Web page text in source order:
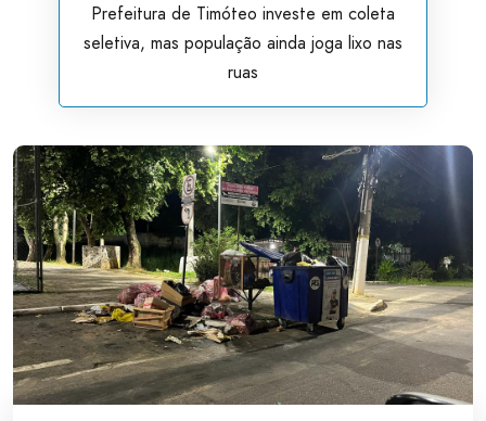
Prefeitura de Timóteo investe em coleta
seletiva, mas população ainda joga lixo nas
ruas